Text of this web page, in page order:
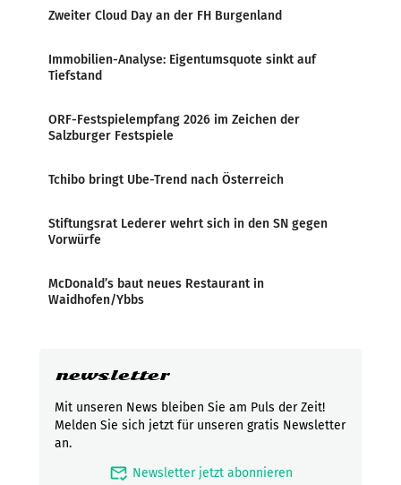
Zweiter Cloud Day an der FH Burgenland
Immobilien-Analyse: Eigentumsquote sinkt auf
Tiefstand
ORF-Festspielempfang 2026 im Zeichen der
Salzburger Festspiele
Tchibo bringt Ube-Trend nach Österreich
Stiftungsrat Lederer wehrt sich in den SN gegen
Vorwürfe
McDonald’s baut neues Restaurant in
Waidhofen/Ybbs
newsletter
Mit unseren News bleiben Sie am Puls der Zeit!
Melden Sie sich jetzt für unseren gratis Newsletter
an.
mark_email_read Newsletter jetzt abonnieren